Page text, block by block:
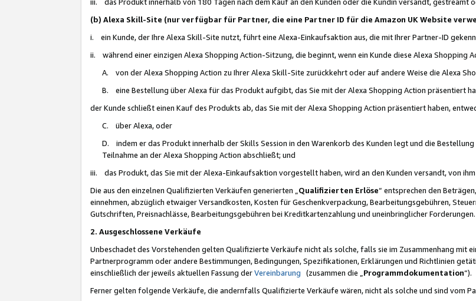
(b) Alexa Skill-Site (nur verfügbar für Partner, die eine Partner ID für die Amazon UK Website
i. ein Kunde, der Ihre Alexa Skill-Site nutzt, führt eine Alexa-Einkaufsaktion aus, die mit Ihrer Partner-ID
ii. während einer einzigen Alexa Shopping Action-Sitzung, die beginnt, wenn ein Kunde diese Alexa Shopping
A. von der Alexa Shopping Action zu Ihrer Alexa Skill-Site zurückkehrt oder auf andere Weise die Alexa
B. eine Bestellung über Alexa für das Produkt aufgibt, das Sie mit der Alexa Shopping Action präsentiert
der Kunde schließt einen Kauf des Produkts ab, das Sie mit der Alexa Shopping Action präsentiert haben,
C. über Alexa, oder
D. indem er das Produkt innerhalb der Skills Session in den Warenkorb des Kunden legt und die
Teilnahme an der Alexa Shopping Action abschließt; und
iii. das Produkt, das Sie mit der Alexa-Einkaufsaktion vorgestellt haben, wird an den Kunden versandt, von
Die aus den einzelnen Qualifizierten Verkäufen generierten „ Qualifizierten Erlöse“ entsprechen den
einnehmen, abzüglich etwaiger Versandkosten, Kosten für Geschenkverpackung, Bearbeitungsgebühren,
Gutschriften, Preisnachlässe, Bearbeitungsgebühren bei Kreditkartenzahlung und uneinbringlicher Forderungen.
2. Ausgeschlossene Verkäufe
Unbeschadet des Vorstehenden gelten Qualifizierte Verkäufe nicht als solche, falls sie im Zusammenhang mit
Partnerprogramm oder andere Bestimmungen, Bedingungen, Spezifikationen, Erklärungen und Richtlinien
einschließlich der jeweils aktuellen Fassung derVereinbarung (zusammen die „ Programmdokumentation“).
Ferner gelten folgende Verkäufe, die andernfalls Qualifizierte Verkäufe wären, nicht als solche und sind vom